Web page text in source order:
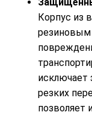
Корпус из
резиновым
исключает
резких
позволяет